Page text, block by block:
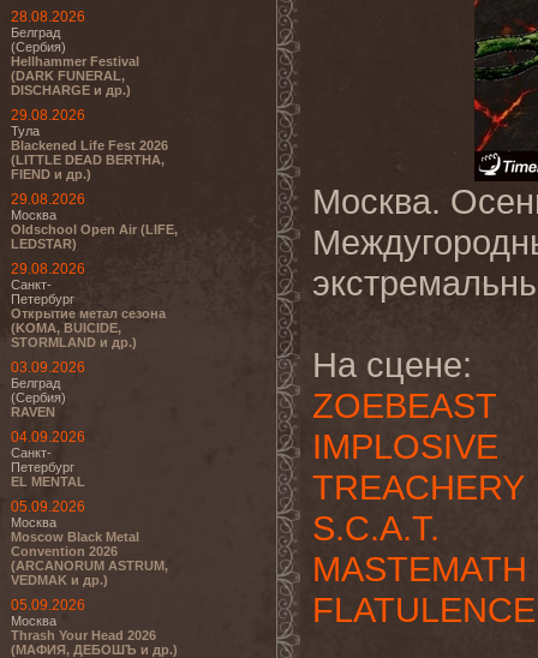
28.08.2026
Белград
(Сербия)
Hellhammer Festival
(DARK FUNERAL,
DISCHARGE и др.)
29.08.2026
Тула
Blackened Life Fest 2026
(LITTLE DEAD BERTHA,
FIEND и др.)
29.08.2026
Москва
Oldschool Open Air (LIFE,
LEDSTAR)
29.08.2026
Санкт-
Петербург
Открытие метал сезона
(KOMA, BUICIDE,
STORMLAND и др.)
03.09.2026
Белград
(Сербия)
RAVEN
04.09.2026
Санкт-
Петербург
EL MENTAL
05.09.2026
Москва
Moscow Black Metal
Convention 2026
(ARCANORUM ASTRUM,
VEDMAK и др.)
05.09.2026
Москва
Thrash Your Head 2026
(МАФИЯ, ДЕБОШЪ и др.)
Москва.
На сцене:
ZOEBEAST
IMPLOSIVE
TREACHERY
S.C.A.T.
MASTEMATH
FLATULENCE